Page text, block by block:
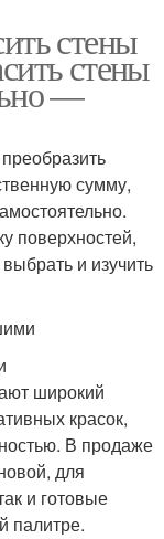
стены
стены
—
сумму,
поверхностей,
и изучить
широкий
красок,
В продаже
для
и готовые
палитре.